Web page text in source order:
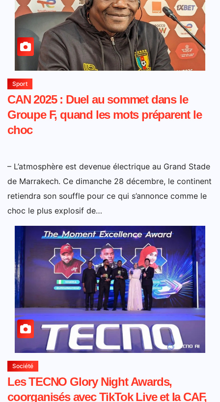
Sport
CAN 2025 : Duel au sommet dans le
Groupe F, quand les mots préparent le
choc
– L’atmosphère est devenue électrique au Grand Stade
de Marrakech. Ce dimanche 28 décembre, le continent
retiendra son souffle pour ce qui s’annonce comme le
choc le plus explosif de…
Société
Les TECNO Glory Night Awards,
coorganisés avec TikTok Live et la CAF,